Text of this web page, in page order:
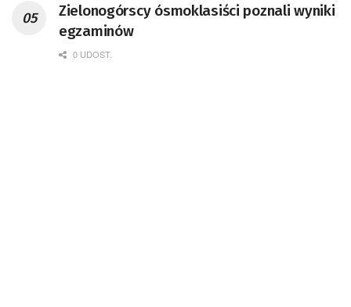
Zielonogórscy ósmoklasiści poznali wyniki
egzaminów
0 UDOST.